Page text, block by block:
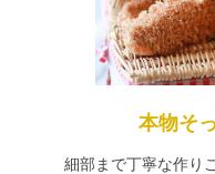
本物そ
細部まで丁寧な作り